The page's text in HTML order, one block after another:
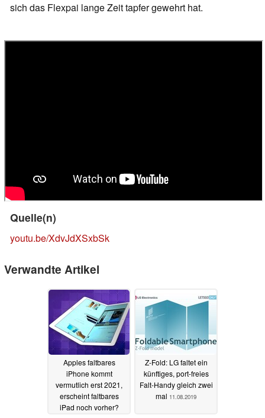
sich das Flexpai lange Zeit tapfer gewehrt hat.
Quelle(n)
youtu.be/XdvJdXSxbSk
Verwandte Artikel
Apples faltbares
iPhone kommt
vermutlich erst 2021,
erscheint faltbares
iPad noch vorher?
Z-Fold: LG faltet ein
künftiges, port-freies
Falt-Handy gleich zwei
mal 11.08.2019